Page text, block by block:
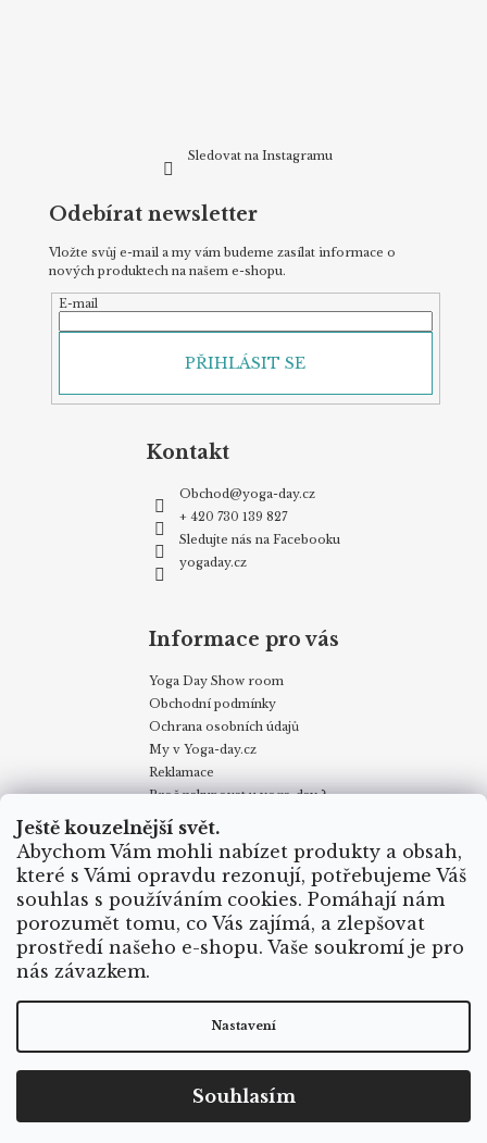
Ještě kouzelnější svět.
Abychom Vám mohli nabízet produkty a obsah,
které s Vámi opravdu rezonují, potřebujeme Váš
souhlas s používáním cookies. Pomáhají nám
porozumět tomu, co Vás zajímá, a zlepšovat
prostředí našeho e-shopu. Vaše soukromí je pro
nás závazkem.
Nastavení
Souhlasím
Sledovat na Instagramu
Odebírat newsletter
Vložte svůj e-mail a my vám budeme zasílat informace o
nových produktech na našem e-shopu.
E-mail
PŘIHLÁSIT SE
Kontakt
Obchod@yoga-day.cz
+ 420 730 139 827
Sledujte nás na Facebooku
yogaday.cz
Informace pro vás
Yoga Day Show room
Obchodní podmínky
Ochrana osobních údajů
My v Yoga-day.cz
Reklamace
Proč nakupovat u yoga-day ?
Certifikáty
Způsoby dopravy
Puncovní značky
Velkoobchodní odběr
Obchodní podmínky Kontakty My v Yoga Day
Blog
Reklamace
Yoga Day. Všechna práva vyhrazena.